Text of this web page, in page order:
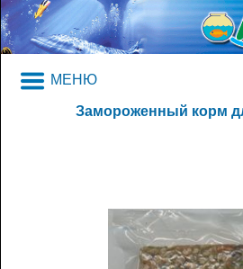
МЕНЮ
Замороженный корм